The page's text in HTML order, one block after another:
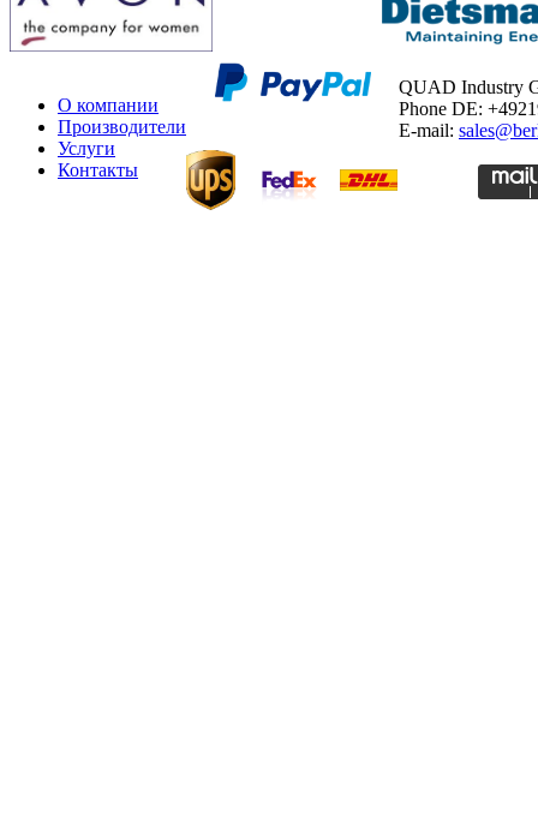
О компании
Производители
Услуги
Контакты
QUAD Industry
Phone DE:
E-mail: